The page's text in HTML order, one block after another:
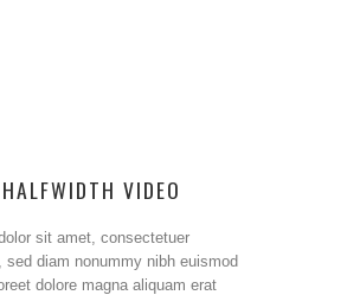
VIDEO
sit amet, consectetuer
sed diam nonummy nibh euismod
dolore magna aliquam erat